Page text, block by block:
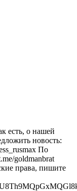
есть, о нашей
новость:
По
goldmanbrat
права, пишите